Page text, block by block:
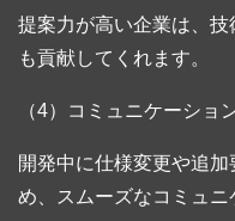
提案力が高い企業は、
も貢献してくれます。
（4）コミュニケーショ
開発中に仕様変更や追
め、スムーズなコミュ